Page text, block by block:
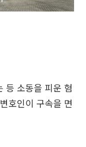
등 소동을 피운 혐
호인이 구속을 면